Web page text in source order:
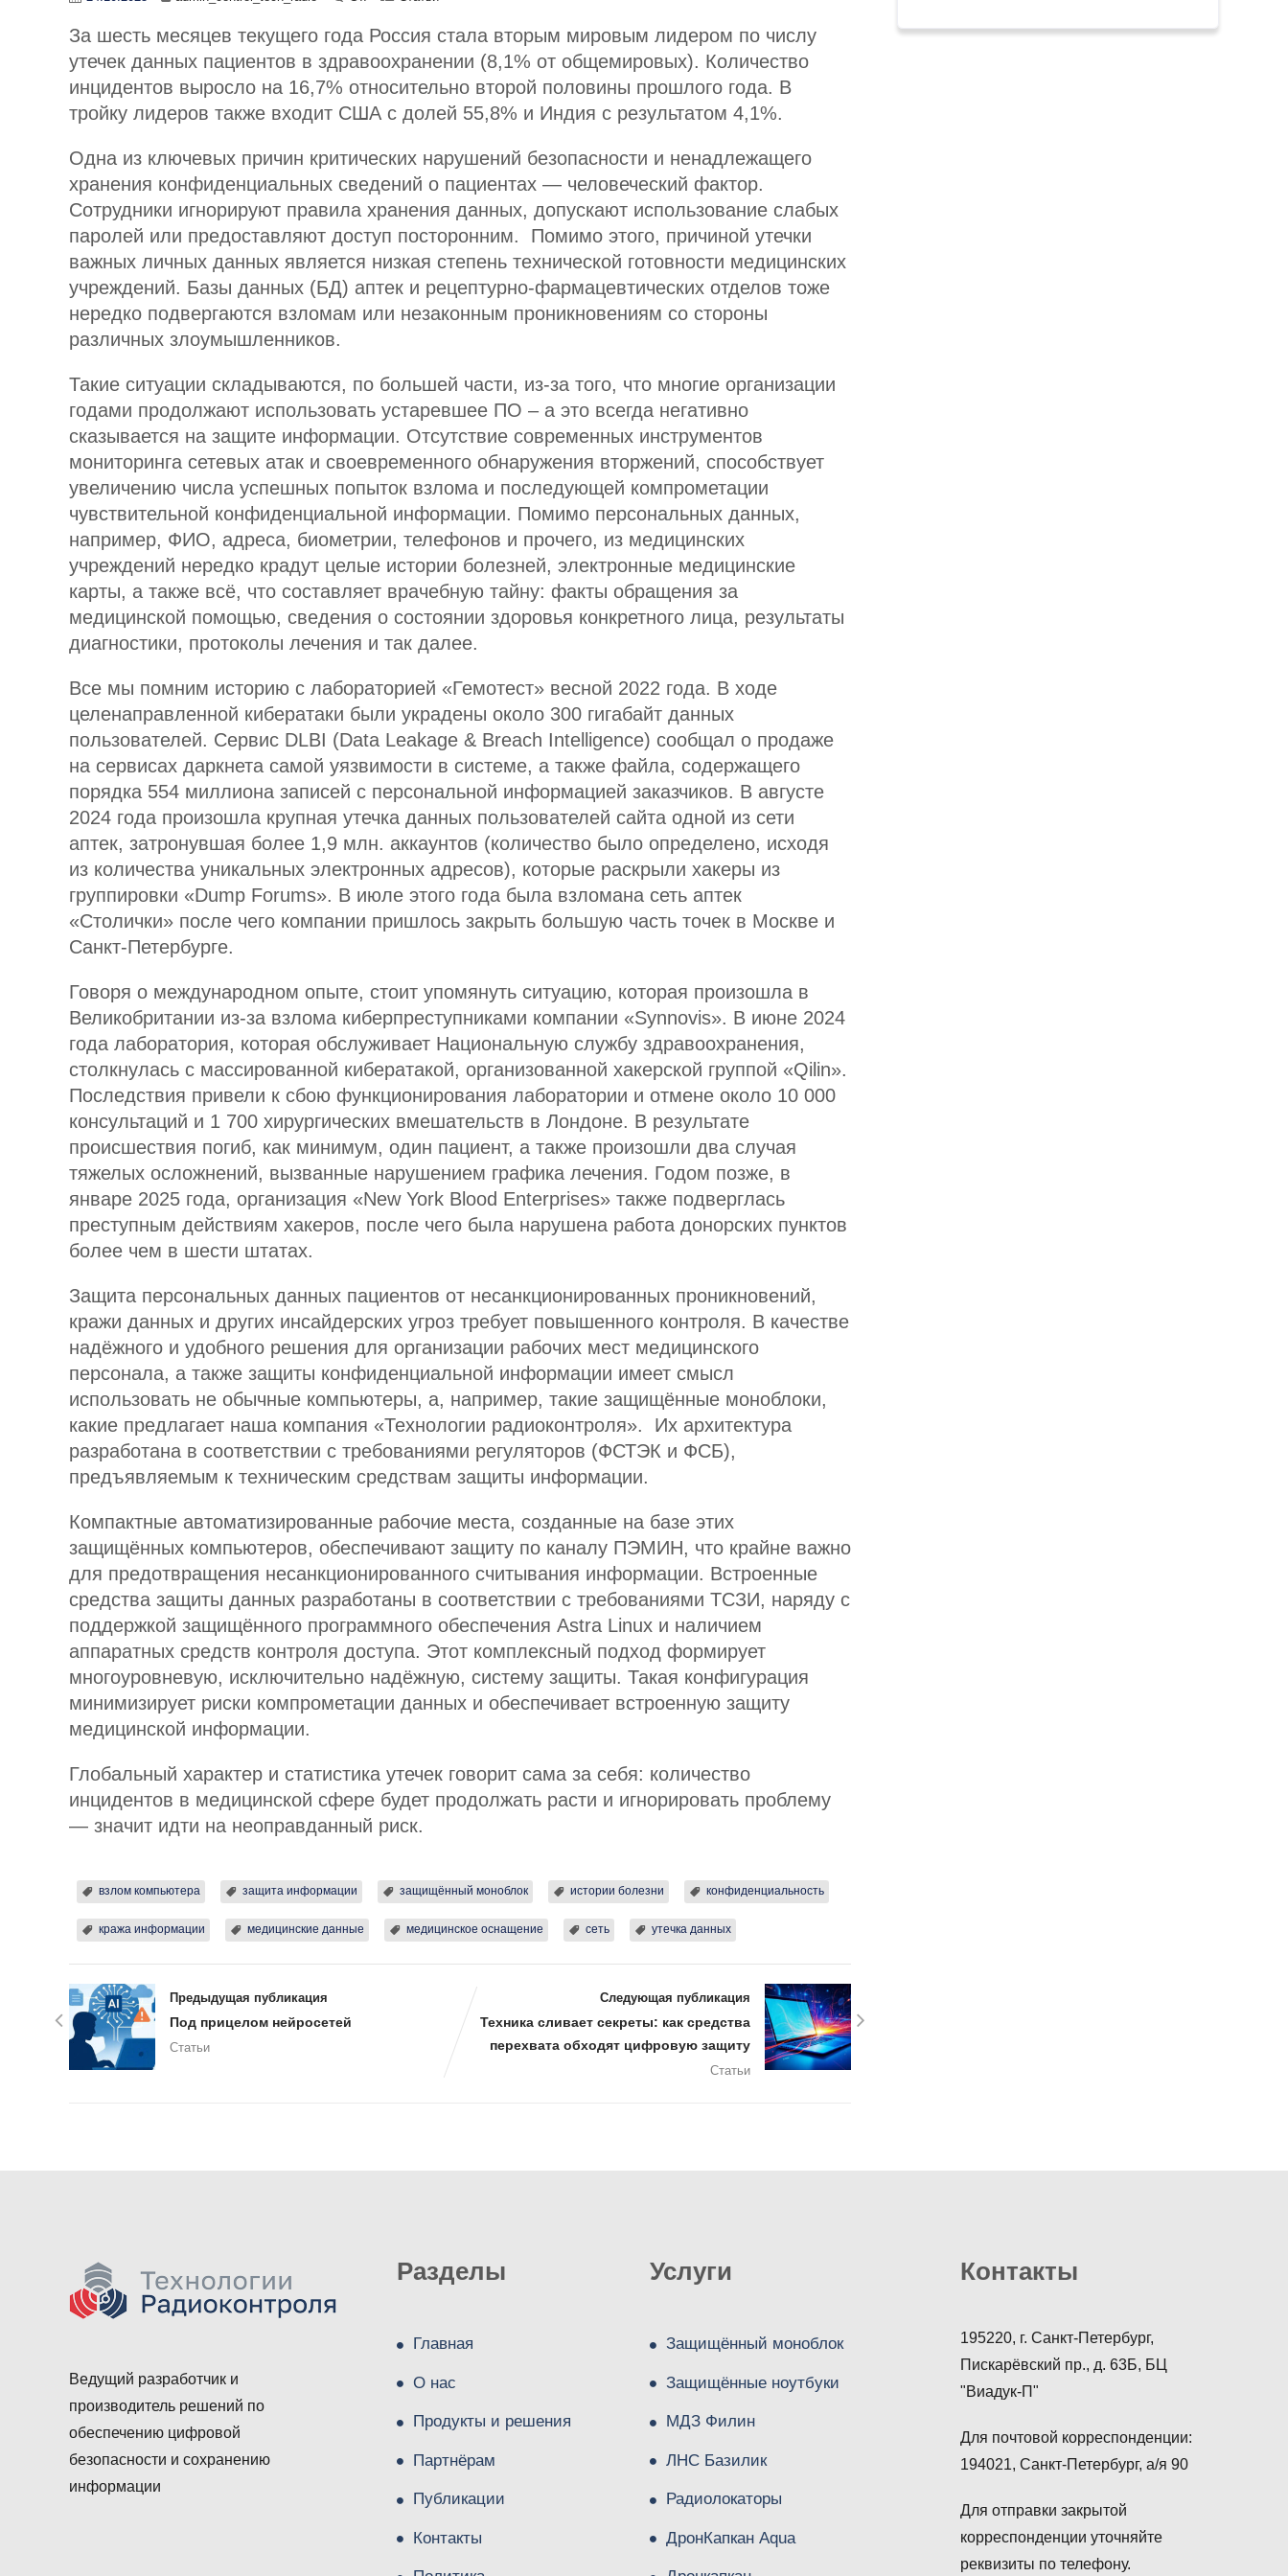
За шесть месяцев текущего года Россия стала вторым мировым лидером по числу
утечек данных пациентов в здравоохранении (8,1% от общемировых). Количество
инцидентов выросло на 16,7% относительно второй половины прошлого года. В
тройку лидеров также входит США с долей 55,8% и Индия с результатом 4,1%.
Одна из ключевых причин критических нарушений безопасности и ненадлежащего
хранения конфиденциальных сведений о пациентах — человеческий фактор.
Сотрудники игнорируют правила хранения данных, допускают использование слабых
паролей или предоставляют доступ посторонним. Помимо этого, причиной утечки
важных личных данных является низкая степень технической готовности медицинских
учреждений. Базы данных (БД) аптек и рецептурно-фармацевтических отделов тоже
нередко подвергаются взломам или незаконным проникновениям со стороны
различных злоумышленников.
Такие ситуации складываются, по большей части, из-за того, что многие организации
годами продолжают использовать устаревшее ПО – а это всегда негативно
сказывается на защите информации. Отсутствие современных инструментов
мониторинга сетевых атак и своевременного обнаружения вторжений, способствует
увеличению числа успешных попыток взлома и последующей компрометации
чувствительной конфиденциальной информации. Помимо персональных данных,
например, ФИО, адреса, биометрии, телефонов и прочего, из медицинских
учреждений нередко крадут целые истории болезней, электронные медицинские
карты, а также всё, что составляет врачебную тайну: факты обращения за
медицинской помощью, сведения о состоянии здоровья конкретного лица, результаты
диагностики, протоколы лечения и так далее.
Все мы помним историю с лабораторией «Гемотест» весной 2022 года. В ходе
целенаправленной кибератаки были украдены около 300 гигабайт данных
пользователей. Сервис DLBI (Data Leakage & Breach Intelligence) сообщал о продаже
на сервисах даркнета самой уязвимости в системе, а также файла, содержащего
порядка 554 миллиона записей с персональной информацией заказчиков. В августе
2024 года произошла крупная утечка данных пользователей сайта одной из сети
аптек, затронувшая более 1,9 млн. аккаунтов (количество было определено, исходя
из количества уникальных электронных адресов), которые раскрыли хакеры из
группировки «Dump Forums». В июле этого года была взломана сеть аптек
«Столички» после чего компании пришлось закрыть большую часть точек в Москве и
Санкт-Петербурге.
Говоря о международном опыте, стоит упомянуть ситуацию, которая произошла в
Великобритании из-за взлома киберпреступниками компании «Synnovis». В июне 2024
года лаборатория, которая обслуживает Национальную службу здравоохранения,
столкнулась с массированной кибератакой, организованной хакерской группой «Qilin».
Последствия привели к сбою функционирования лаборатории и отмене около 10 000
консультаций и 1 700 хирургических вмешательств в Лондоне. В результате
происшествия погиб, как минимум, один пациент, а также произошли два случая
тяжелых осложнений, вызванные нарушением графика лечения. Годом позже, в
январе 2025 года, организация «New York Blood Enterprises» также подверглась
преступным действиям хакеров, после чего была нарушена работа донорских пунктов
более чем в шести штатах.
Защита персональных данных пациентов от несанкционированных проникновений,
кражи данных и других инсайдерских угроз требует повышенного контроля. В качестве
надёжного и удобного решения для организации рабочих мест медицинского
персонала, а также защиты конфиденциальной информации имеет смысл
использовать не обычные компьютеры, а, например, такие защищённые моноблоки,
какие предлагает наша компания «Технологии радиоконтроля». Их архитектура
разработана в соответствии с требованиями регуляторов (ФСТЭК и ФСБ),
предъявляемым к техническим средствам защиты информации.
Компактные автоматизированные рабочие места, созданные на базе этих
защищённых компьютеров, обеспечивают защиту по каналу ПЭМИН, что крайне важно
для предотвращения несанкционированного считывания информации. Встроенные
средства защиты данных разработаны в соответствии с требованиями ТСЗИ, наряду с
поддержкой защищённого программного обеспечения Astra Linux и наличием
аппаратных средств контроля доступа. Этот комплексный подход формирует
многоуровневую, исключительно надёжную, систему защиты. Такая конфигурация
минимизирует риски компрометации данных и обеспечивает встроенную защиту
медицинской информации.
Глобальный характер и статистика утечек говорит сама за себя: количество
инцидентов в медицинской сфере будет продолжать расти и игнорировать проблему
— значит идти на неоправданный риск.
взлом компьютера защита информации защищённый моноблок истории болезни конфиденциальность
кража информации медицинские данные медицинское оснащение сеть утечка данных
Предыдущая публикация
Под прицелом нейросетей
Статьи
Следующая публикация
Техника сливает секреты: как средства
перехвата обходят цифровую защиту
Статьи
Ведущий разработчик и
производитель решений по
обеспечению цифровой
безопасности и сохранению
информации
Разделы
Главная
О нас
Продукты и решения
Партнёрам
Публикации
Контакты
Услуги
Защищённый моноблок
Защищённые ноутбуки
МДЗ Филин
ЛНС Базилик
Радиолокаторы
ДронКапкан Aqua
Контакты
195220, г. Санкт-Петербург,
Пискарёвский пр., д. 63Б, БЦ
"Виадук-П"
Для почтовой корреспонденции:
194021, Санкт-Петербург, а/я 90
Для отправки закрытой
корреспонденции уточняйте
реквизиты по телефону.